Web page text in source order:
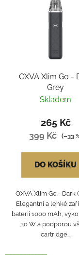
OXVA Xlim Go -
Grey
Skladem
265 Kč
399 Kč (–33
DO KOŠÍKU
OXVA Xlim Go - Dark
Elegantní a lehké
baterií 1000 mAh,
30 W a podporou
cartridge...